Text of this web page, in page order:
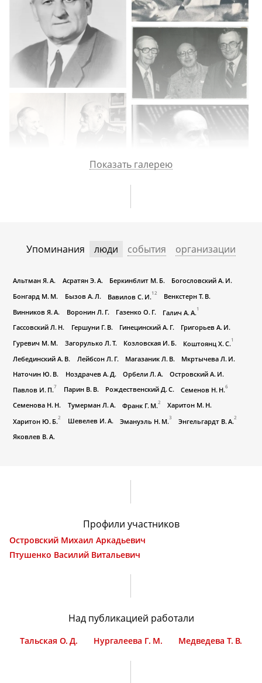
Я. Михельсон, Я. А. Винников, Л. Г. Лейбсон.
Защита кандидатской диссертации, А. Л. Бызов,
Институтмедико-биологических
проблем, С. П.
Королев, В. В. Парин, О. Г. Газенко, А. И. Григорьев,
В. А. Энгельгардт, Т. В. Венкстерн, Л. А. Тумерман,
И. Б. Федорович, уход В. Г. Самсоновой
из Института высшей нервной деятельности,
переход в Институт химической физики, работа
в подвале на ул. Димитрова, И. Б. Козловская, А. И.
Богословский, М. М. Бонгард, Институт проблем
Показать галерею
Упоминания люди события организации
Альтман Я. А. Асратян Э. А. Беркинблит М. Б.
Богословский А. И.
Бонгард М. М.
Бызов А. Л. Вавилов С. И. 12
Венкстерн Т. В.
Винников Я. А.
Воронин Л. Г. Газенко О. Г. Галич А. А. 1
Гассовский Л. Н. Гершуни Г. В. Гинецинский А. Г.
Григорьев А. И.
Гуревич М. М.
Загорулько Л. Т. Козловская И. Б. Коштоянц Х. С. 1
Лебединский А. В. Лейбсон Л. Г. Магазаник Л. В.
Мкртычева Л. И.
Наточин Ю. В.
Ноздрачев А. Д. Орбели Л. А.
Островский А. И.
Павлов И. П.7 Парин В. В. Рождественский Д. С. Семенов Н. Н.6
Семенова Н. Н. Тумерман Л. А. Франк Г. М. 2
Харитон М. Н.
Харитон Ю. Б.2 Шевелев И. А. Эмануэль Н. М.3 Энгельгардт В. А.2
Яковлев В. А.
Профили участников
Островский Михаил Аркадьевич
Птушенко Василий Витальевич
Над публикацией работали
Тальская О. Д. Нургалеева Г. М. Медведева Т. В.